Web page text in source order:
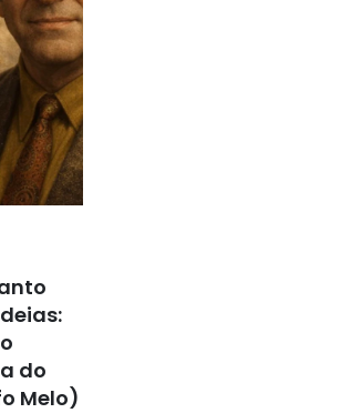
do
Melo)